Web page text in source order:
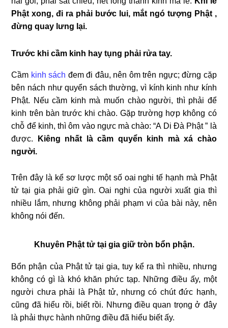
Phật xong, đi ra phải bước lui, mắt ngó tượng Phật ,
đừng quay lưng lại.
Trước khi cầm kinh hay tụng phải rửa tay.
Cầm kinh sách đem đi đâu, nên ôm trên ngực; đừng cặp
bên nách như quyển sách thường, vì kính kinh như kính
Phật. Nếu cầm kinh mà muốn chào người, thì phải để
kinh trên bàn trước khi chào. Gặp trường hợp không có
chỗ để kinh, thì ôm vào ngực mà chào: “A Di Ðà Phật ” là
được.
Kiêng nhất là cầm quyển kinh mà xá chào
người.
Trên đây là kể sơ lược một số oai nghi tế hạnh mà Phật
tử tại gia phải giữ gìn. Oai nghi của người xuất gia thì
nhiều lắm, nhưng không phải phạm vi của bài này, nên
không nói đến.
Khuyên Phật tử tại gia giữ tròn bổn phận.
Bổn phận của Phật tử tại gia, tuy kể ra thì nhiều, nhưng
không có gì là khó khăn phức tạp. Những điều ấy, một
người chưa phải là Phật tử, nhưng có chút đức hạnh,
cũng đã hiểu rồi, biết rồi. Nhưng điều quan trọng ở đây
là phải thực hành những điều đã hiểu biết ấy.